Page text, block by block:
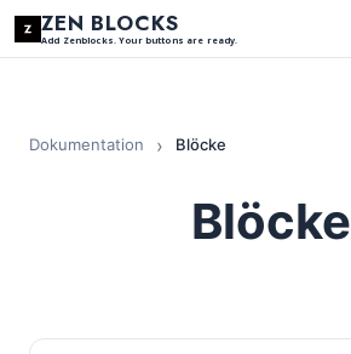
ZEN BLOCKS
Add Zenblocks. Your buttons are ready.
Dokumentation Blöcke
Blöcke